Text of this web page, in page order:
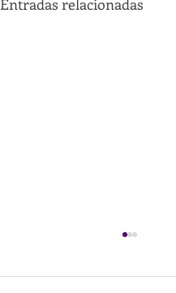
Entradas relacionadas